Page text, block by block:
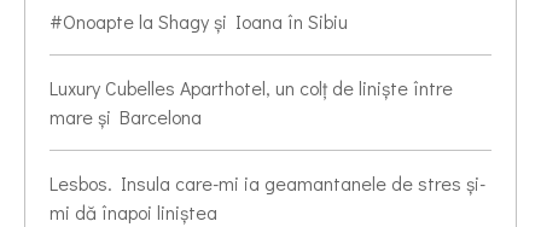
#Onoapte la Shagy și Ioana în Sibiu
Luxury Cubelles Aparthotel, un colț de liniște între
mare și Barcelona
Lesbos. Insula care-mi ia geamantanele de stres și-
mi dă înapoi liniștea